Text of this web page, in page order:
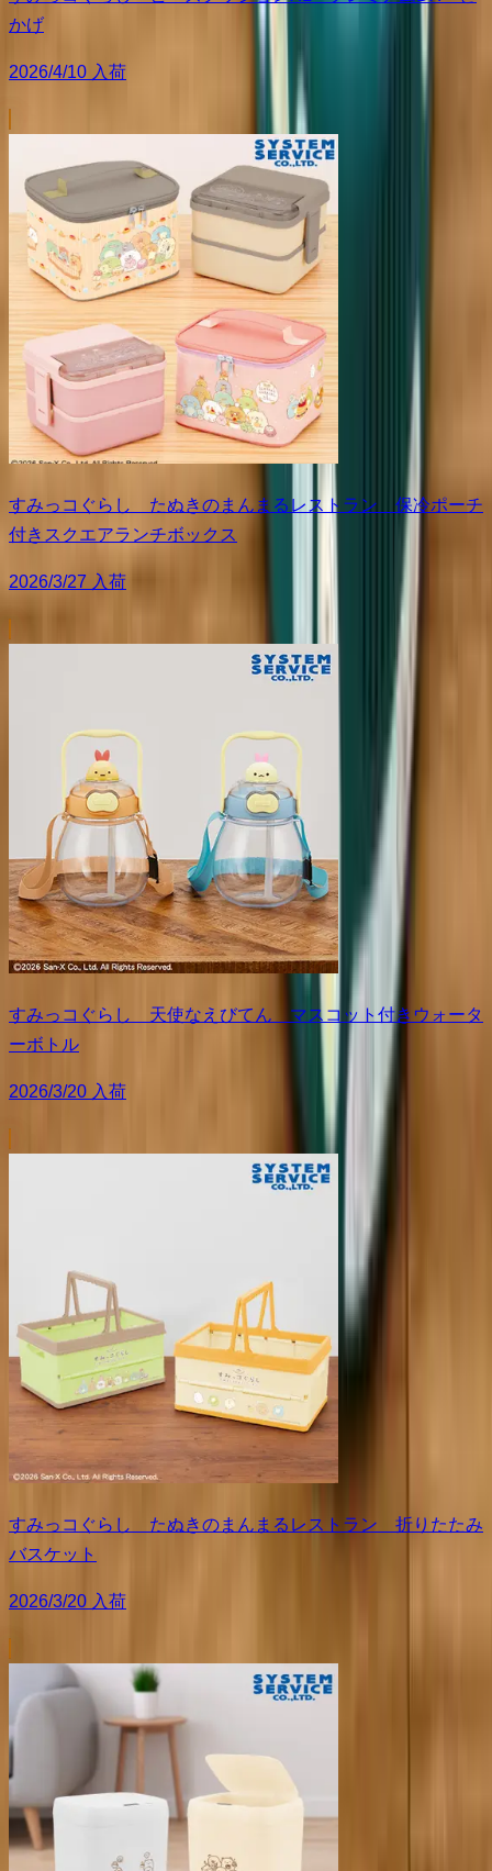
かげ
2026/4/10 入荷
すみっコぐらし たぬきのまんまるレストラン 保冷ポーチ
付きスクエアランチボックス
2026/3/27 入荷
すみっコぐらし 天使なえびてん マスコット付きウォータ
ーボトル
2026/3/20 入荷
すみっコぐらし たぬきのまんまるレストラン 折りたたみ
バスケット
2026/3/20 入荷